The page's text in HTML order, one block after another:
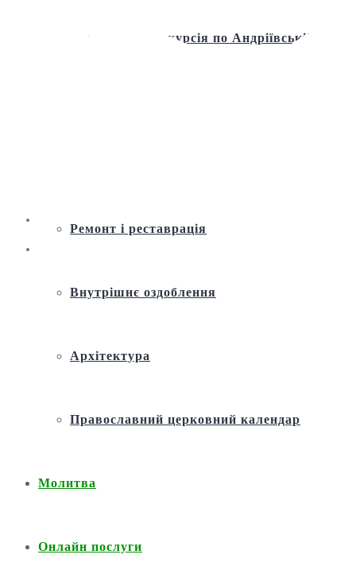
Віртуальна екскурсія по Андріївській
Ремонт і реставрація
Внутрішнє оздоблення
Архітектура
Православний церковний календар
Молитва
Онлайн послуги